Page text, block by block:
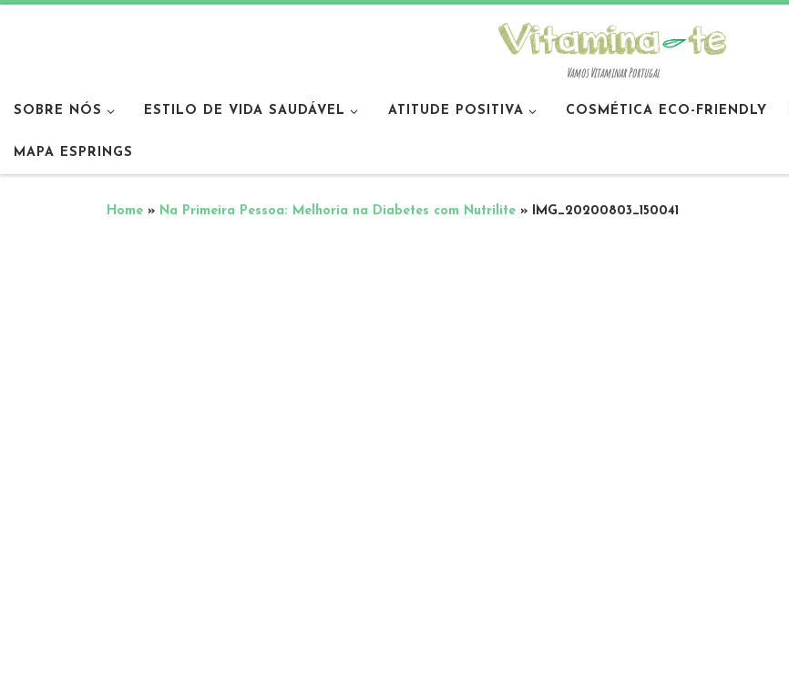
Vamos Vitaminar Portugal
SOBRE NÓS ESTILO DE VIDA SAUDÁVEL ATITUDE POSITIVA COSMÉTICA ECO-FRIENDLY
MAPA ESPRINGS
Home » Na Primeira Pessoa: Melhoria na Diabetes com Nutrilite » IMG_20200803_150041